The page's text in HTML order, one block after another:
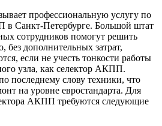
профессиональную услугу по
в Санкт-Петербурге. Большой штат
сотрудников помогут решить
без дополнительных затрат,
если не учесть тонкости работы
узла, как селектор АКПП.
последнему слову техники, что
на уровне евростандарта. Для
АКПП требуются следующие